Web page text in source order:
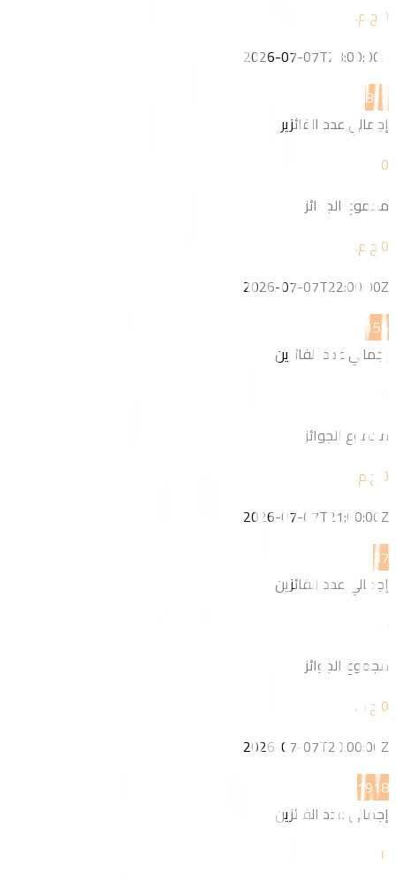
2026-07-07T23:00:00Z
812
إجمالي عدد الفائزين
0
مجموع الجوائز
2026-07-07T22:00:00Z
155
إجمالي عدد الفائزين
0
مجموع الجوائز
2026-07-07T21:00:00Z
37
إجمالي عدد الفائزين
0
مجموع الجوائز
2026-07-07T20:00:00Z
1918
إجمالي عدد الفائزين
0